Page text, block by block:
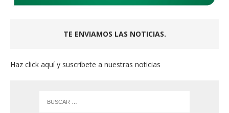
TE ENVIAMOS LAS NOTICIAS.
Haz click aquí y suscríbete a nuestras noticias